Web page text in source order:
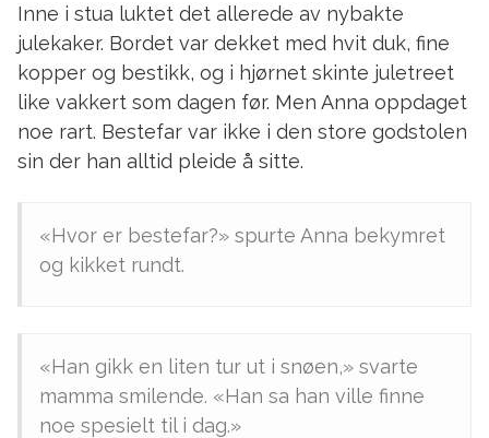
Inne i stua luktet det allerede av nybakte
julekaker. Bordet var dekket med hvit duk, fine
kopper og bestikk, og i hjørnet skinte juletreet
like vakkert som dagen før. Men Anna oppdaget
noe rart. Bestefar var ikke i den store godstolen
sin der han alltid pleide å sitte.
«Hvor er bestefar?» spurte Anna bekymret
og kikket rundt.
«Han gikk en liten tur ut i snøen,» svarte
mamma smilende. «Han sa han ville finne
noe spesielt til i dag.»